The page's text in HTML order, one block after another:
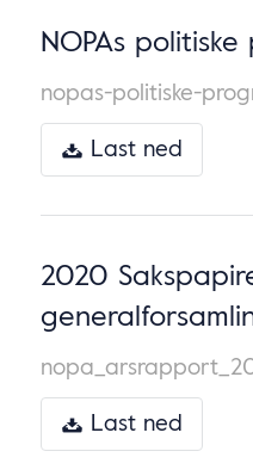
NOPAs
nopas-politiske-
Last ned
2020
Last ned